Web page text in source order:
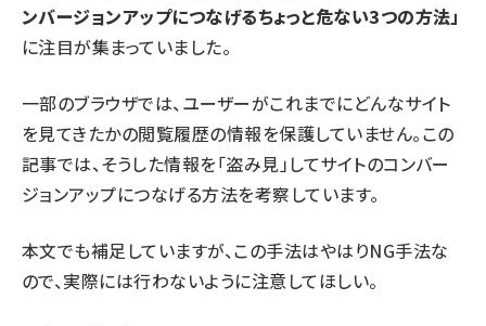
ンバージョンアップにつなげるちょっと危ない3つの方法」
に注目が集まっていました。
一部のブラウザでは、ユーザーがこれまでにどんなサイト
を見てきたかの閲覧履歴の情報を保護していません。この
記事では、そうした情報を「盗み見」してサイトのコンバー
ジョンアップにつなげる方法を考察しています。
本文でも補足していますが、この手法はやはりNG手法な
ので、実際には行わないように注意してほしい。